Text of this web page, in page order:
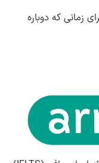
زمانی که دوباره